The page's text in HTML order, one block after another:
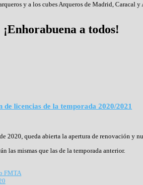
y a los cubes Arqueros de Madrid, Caracal y
¡Enhorabuena a todos!
licencias de la temporada 2020/2021
2020, queda abierta la apertura de renovación y
las mismas que las de la temporada anterior.